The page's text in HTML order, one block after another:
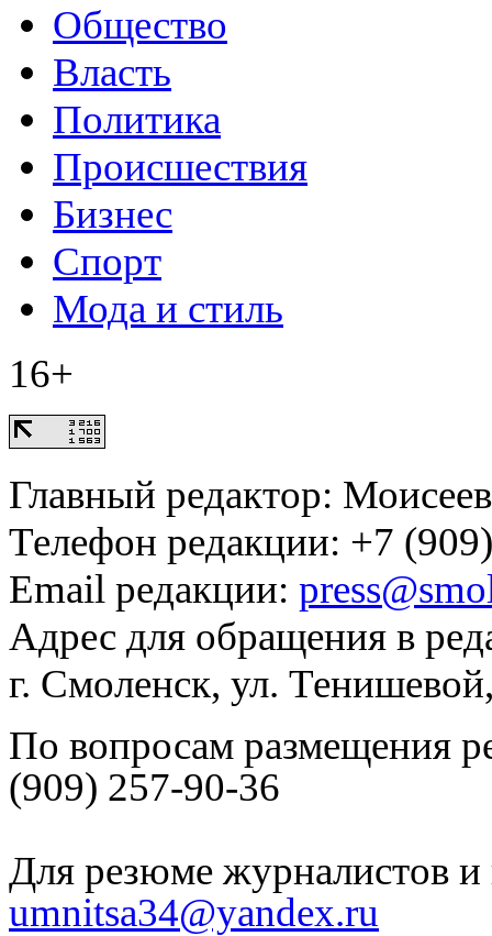
Общество
Власть
Политика
Происшествия
Бизнес
Спорт
Мода и стиль
16+
Главный редактор:
Телефон редакции: +7
Email редакции:
Адрес для обращения в
г. Смоленск, ул.
По вопросам размещения
(909) 257-90-36
Для резюме журналистов и
umnitsa34@yandex.ru